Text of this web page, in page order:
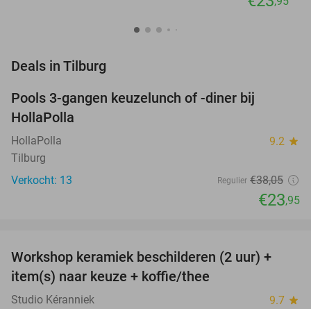
Deals in Tilburg
TODAY
Pools 3-gangen keuzelunch of -diner bij
HollaPolla
HollaPolla 9.2 star
Tilburg
Verkocht: 13
Regulier €38,05
€23,95
43%
TODAY
Workshop keramiek beschilderen (2 uur) +
item(s) naar keuze + koffie/thee
Studio Kéranniek 9.7 star